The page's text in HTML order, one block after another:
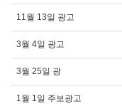
11월 13일 광고
3월 4일 광고
3월 25일 광
1월 1일 주보광고